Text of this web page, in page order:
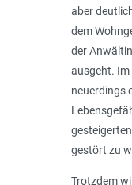
aber
dem
der
ausgeht. Im
neuerdings
gestört zu
Trotzdem